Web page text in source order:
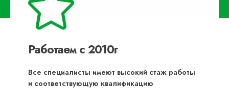
Работаем с 2010г
Все специалисты имеют высокий стаж работы
и соответствующую квалификацию